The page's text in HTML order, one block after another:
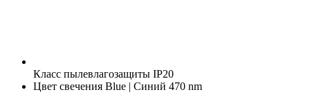
Класс пылевлагозащиты IP20
Цвет свечения Blue | Синий 470 nm